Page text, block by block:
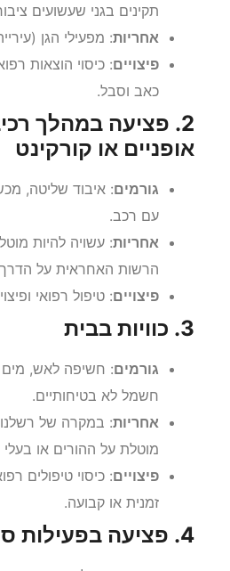
תקינים בגני שעשועים
אחריות: מפעילי הגן
פיצויים: כיסוי הוצאות
כאב וסבל.
2. פציעה במהלך
אופניים או קורקינט
גורמים: איבוד שליטה,
עם רכב.
אחריות: עשויה להיות
הרשות האחראית על
פיצויים: טיפול רפואי
3. כוויות בבית
גורמים: חשיפה לאש, מים
חשמל לא בטיחותיים.
אחריות: במקרה של
מוטלת על ההורים או
פיצויים: כיסוי טיפולים
זמנית או קבועה.
4. פציעה בפעילות ספורט חובבנית